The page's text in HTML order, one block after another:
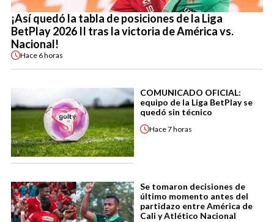
¡Así quedó la tabla de posiciones de la Liga
BetPlay 2026 II tras la victoria de América vs.
Nacional!
Hace 6 horas
COMUNICADO OFICIAL:
equipo de la Liga BetPlay se
quedó sin técnico
Hace7 horas
Se tomaron decisiones de
último momento antes del
partidazo entre América de
Cali y Atlético Nacional